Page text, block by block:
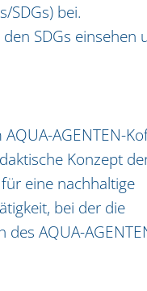
SDGs) bei.
SDGs einsehen
AQUA-AGENTEN-
Konzept
eine nachhaltige
bei der die
AQUA-